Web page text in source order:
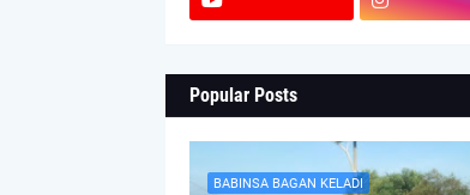
Popular Posts
BABINSA BAGAN KELADI